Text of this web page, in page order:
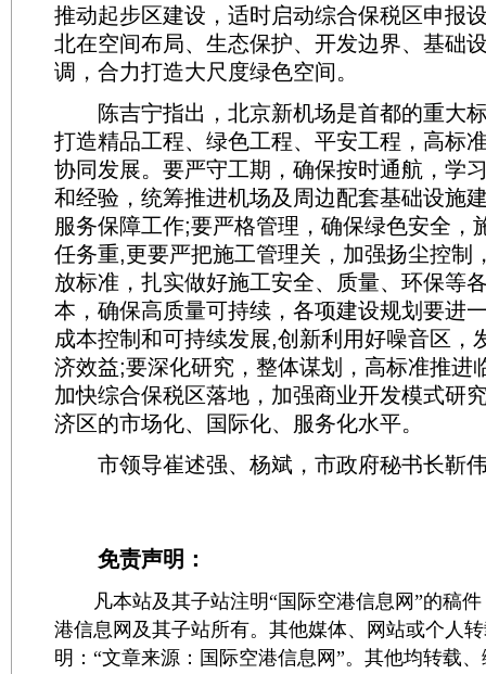
推动起步区建设，适时启动综合保税区申报
北在空间布局、生态保护、开发边界、基础
调，合力打造大尺度绿色空间。
陈吉宁指出，北京新机场是首都的重大
打造精品工程、绿色工程、平安工程，高标
协同发展。要严守工期，确保按时通航，学
和经验，统筹推进机场及周边配套基础设施
服务保障工作;要严格管理，确保绿色安全，
任务重,更要严把施工管理关，加强扬尘控制
放标准，扎实做好施工安全、质量、环保等
本，确保高质量可持续，各项建设规划要进
成本控制和可持续发展,创新利用好噪音区，
济效益;要深化研究，整体谋划，高标准推进
加快综合保税区落地，加强商业开发模式研
济区的市场化、国际化、服务化水平。
市领导崔述强、杨斌，市政府秘书长靳
免责声明：
凡本站及其子站注明“国际空港信息网”的稿件
港信息网及其子站所有。其他媒体、网站或个人
明：“文章来源：国际空港信息网”。其他均转载